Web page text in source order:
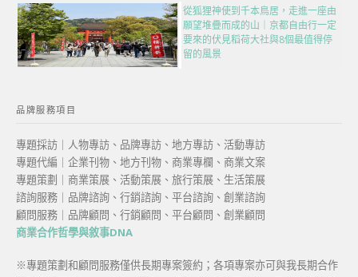
從狐狸神使到千本鳥居，走進一座由
願望堆疊而成的山｜京都自由行一定
要來的伏見稻荷大社與8個最值得停
留的風景
品牌服務項目
專題採訪｜人物專訪、品牌專訪、地方專訪、活動專訪
專題代編｜企業刊物、地方刊物、商業專欄、商業文案
專題策劃｜商業策展、活動策展、旅行策展、生活策展
諮詢服務｜品牌諮詢、行銷諮詢、平台諮詢、創業諮詢
顧問服務｜品牌顧問、行銷顧問、平台顧問、創業顧問
商業合作哲學與敘事DNA
※專題策劃和顧問服務僅供長期專案簽約；各項專案亦可與我長期合作